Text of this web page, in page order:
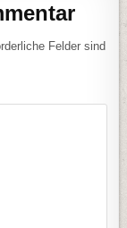
Felder sind